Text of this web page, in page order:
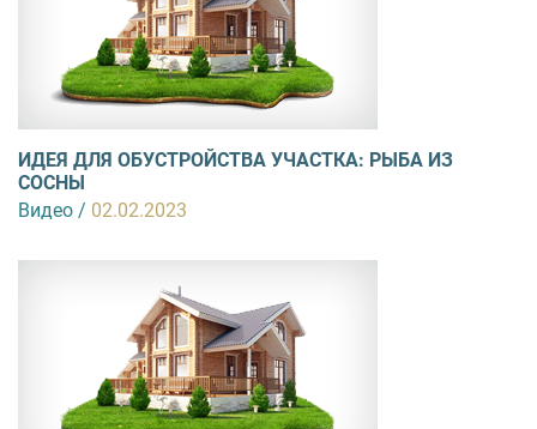
ИДЕЯ ДЛЯ ОБУСТРОЙСТВА УЧАСТКА: РЫБА ИЗ
СОСНЫ
Видео / 02.02.2023